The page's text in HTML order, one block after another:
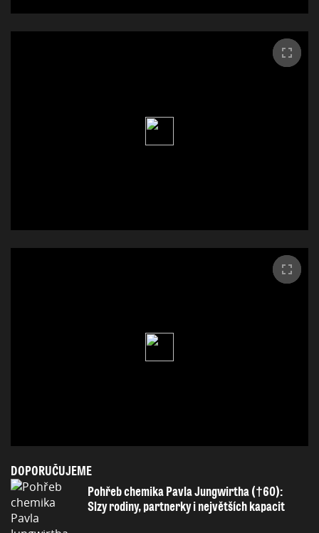
DOPORUČUJEME
Pohřeb chemika Pavla Jungwirtha (†60):
Slzy rodiny, partnerky i největších kapacit